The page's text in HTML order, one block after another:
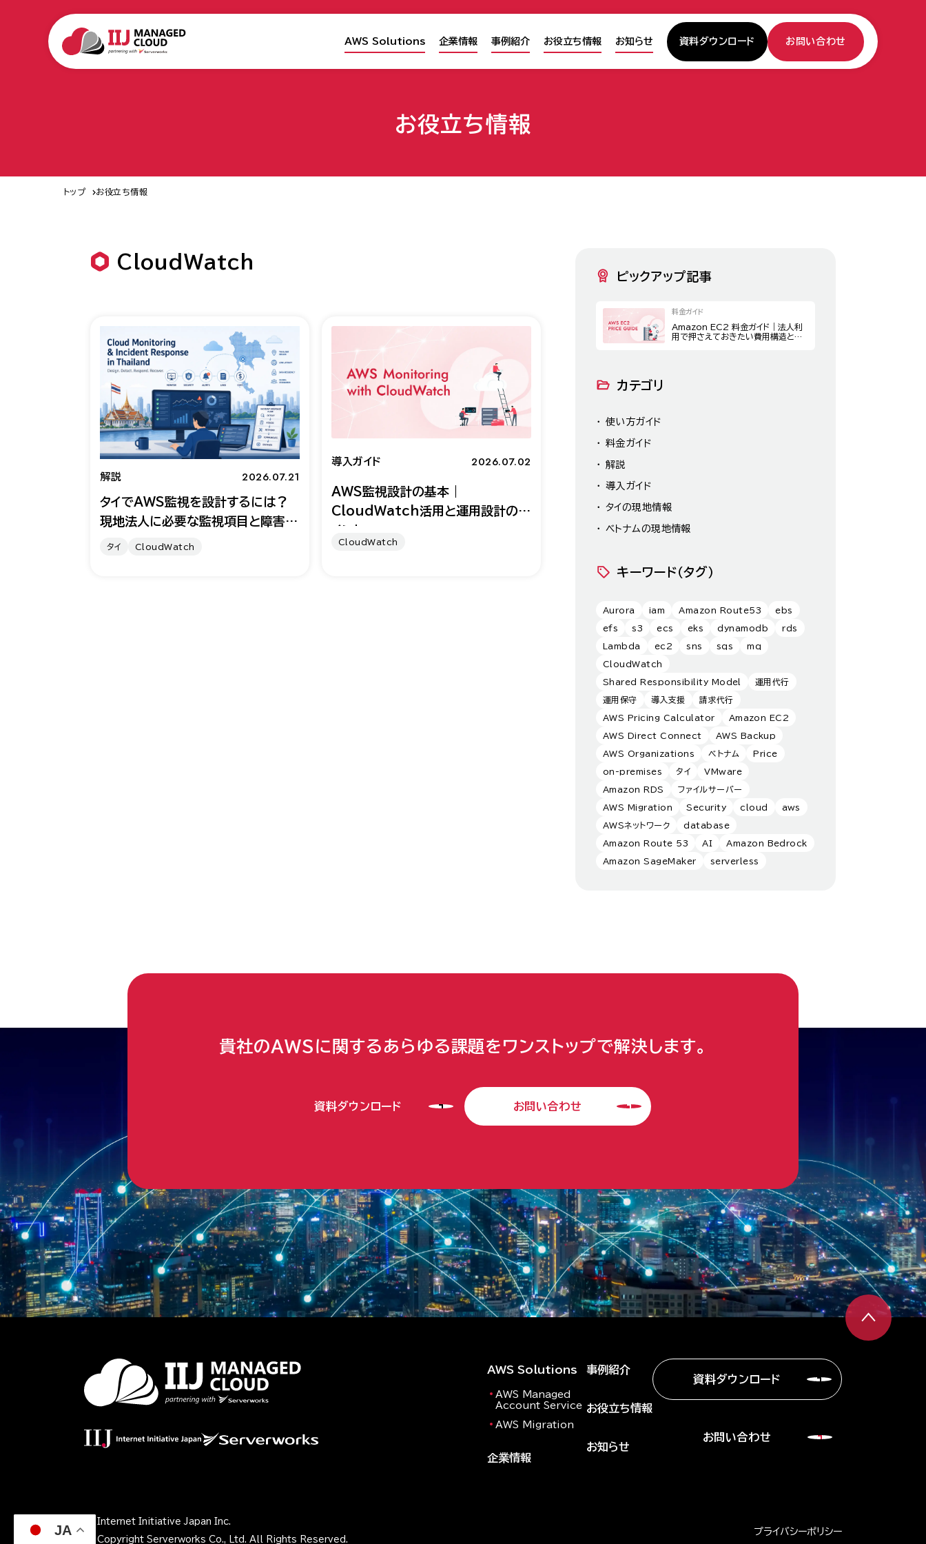
JA
AWS Solutions 企業情報 事例紹介 お役立ち情報 お知らせ 資料ダウンロード お問い合わせ
お役立ち情報
トップ お役立ち情報
CloudWatch
解説 2026.07.21
タイでAWS監視を設計するには？
現地法人に必要な監視項目と障害対
応体制
タイ CloudWatch
導入ガイド 2026.07.02
AWS監視設計の基本｜
CloudWatch活用と運用設計のポ
イント
CloudWatch
ピックアップ記事
料金ガイド
Amazon EC2 料金ガイド｜法人利
用で押さえておきたい費用構造とコ
カテゴリ
使い方ガイド
料金ガイド
解説
導入ガイド
タイの現地情報
ベトナムの現地情報
キーワード（タグ）
Aurora iam Amazon Route53 ebs
efs s3 ecs eks dynamodb rds
Lambda ec2 sns sqs mq
CloudWatch
Shared Responsibility Model 運用代行
運用保守 導入支援 請求代行
AWS Pricing Calculator Amazon EC2
AWS Direct Connect AWS Backup
AWS Organizations ベトナム Price
on-premises タイ VMware
Amazon RDS ファイルサーバー
AWS Migration Security cloud aws
AWSネットワーク database
Amazon Route 53 AI Amazon Bedrock
Amazon SageMaker serverless
貴社のAWSに関するあらゆる課題をワンストップで解決します。
資料ダウンロード お問い合わせ
AWS Solutions
AWS Managed
Account Service
AWS Migration
企業情報
事例紹介
お役立ち情報
お知らせ
資料ダウンロード
お問い合わせ
© Internet Initiative Japan Inc.
© Copyright Serverworks Co., Ltd. All Rights Reserved.
プライバシーポリシー